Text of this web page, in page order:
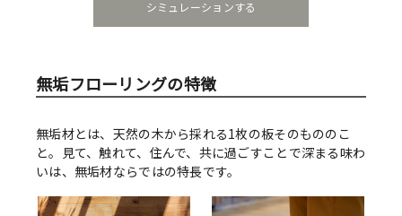
シミュレーションする
無垢フローリングの特徴
無垢材とは、天然の木から採れる1枚の板そのもののこ
と。見て、触れて、住んで、共に過ごすことで深まる味わ
いは、無垢材ならではの特長です。